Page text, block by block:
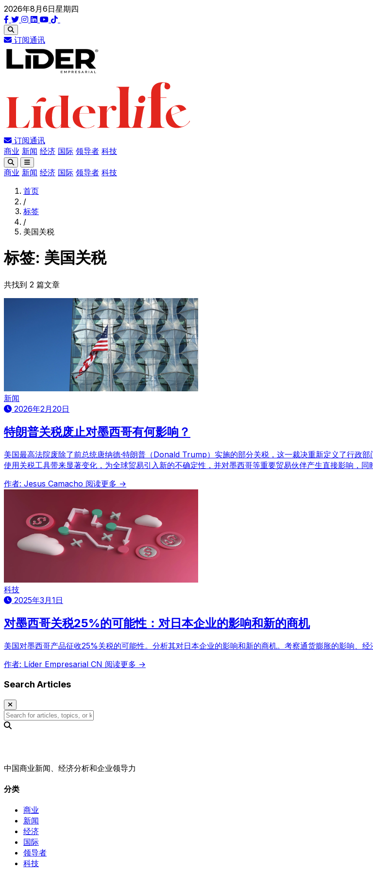
2026年8月6日星期四
订阅通讯
订阅通讯
商业 新闻 经济 国际 领导者 科技
商业 新闻 经济 国际 领导者 科技
首页
/
标签
/
美国关税
标签: 美国关税
共找到 2 篇文章
新闻
2026年2月20日
特朗普关税废止对墨西哥有何影响？
美国最高法院废除了前总统唐纳德·特朗普（Donald Trump）实施的部分关税，这一裁决重新定义了行政
使用关税工具带来显著变化，为全球贸易引入新的不确定性，并对墨西哥等重要贸易伙伴产生直接影响，同
作者: Jesus Camacho 阅读更多 →
科技
2025年3月1日
对墨西哥关税25%的可能性：对日本企业的影响和新的商机
美国对墨西哥产品征收25%关税的可能性。分析其对日本企业的影响和新的商机。考察通货膨胀的影响、
作者: Líder Empresarial CN 阅读更多 →
Search Articles
中国商业新闻、经济分析和企业领导力
分类
商业
新闻
经济
国际
领导者
科技